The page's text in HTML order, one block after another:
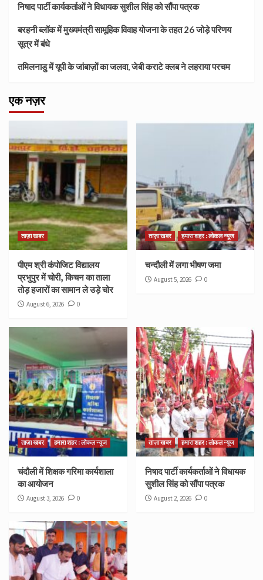
निषाद पार्टी कार्यकर्ताओं ने विधायक सुशील सिंह को सौंपा पत्रक
बरहनी ब्लॉक में मुख्यमंत्री सामूहिक विवाह योजना के तहत 26 जोड़े परिणय
सूत्र में बंधे
तमिलनाडु में यूपी के जांबाज़ों का जलवा, जेबी कराटे क्लब ने लहराया परचम
एक नज़र
ताज़ा खबर
पीएम श्री कंपोजिट विद्यालय
प्रभुपुर में चोरी, किचन का ताला
तोड़ हजारों का सामान ले उड़े चोर
August 6, 2026 0
ताज़ा खबर हमारा शहर : लोकल न्यूज
चन्दौली में लगा भीषण जमा
August 5, 2026 0
ताज़ा खबर हमारा शहर : लोकल न्यूज
चंदौली में शिक्षक गरिमा कार्यशाला
का आयोजन
August 3, 2026 0
ताज़ा खबर हमारा शहर : लोकल न्यूज
निषाद पार्टी कार्यकर्ताओं ने विधायक
सुशील सिंह को सौंपा पत्रक
August 2, 2026 0